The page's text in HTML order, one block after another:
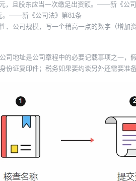
，且股东应当一次缴足出资额。——新《公
。——新《公司法》第81条
、公司规模，写一个稍高一点的数字（增加
司地址是公司章程中的必要记载事项之一，
证复印件；税务如果要约谈另外还需要准备